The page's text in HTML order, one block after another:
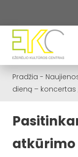
Pradžia -
dieną – koncertas
atkūrimo